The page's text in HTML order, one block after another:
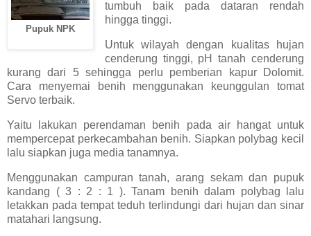
Pupuk NPK
tumbuh baik pada dataran rendah
hingga tinggi.
Untuk wilayah dengan kualitas hujan
cenderung tinggi, pH tanah cenderung
kurang dari 5 sehingga perlu pemberian kapur Dolomit.
Cara menyemai benih menggunakan keunggulan tomat
Servo terbaik.
Yaitu lakukan perendaman benih pada air hangat untuk
mempercepat perkecambahan benih. Siapkan polybag kecil
lalu siapkan juga media tanamnya.
Menggunakan campuran tanah, arang sekam dan pupuk
kandang ( 3 : 2 : 1 ). Tanam benih dalam polybag lalu
letakkan pada tempat teduh terlindungi dari hujan dan sinar
matahari langsung.